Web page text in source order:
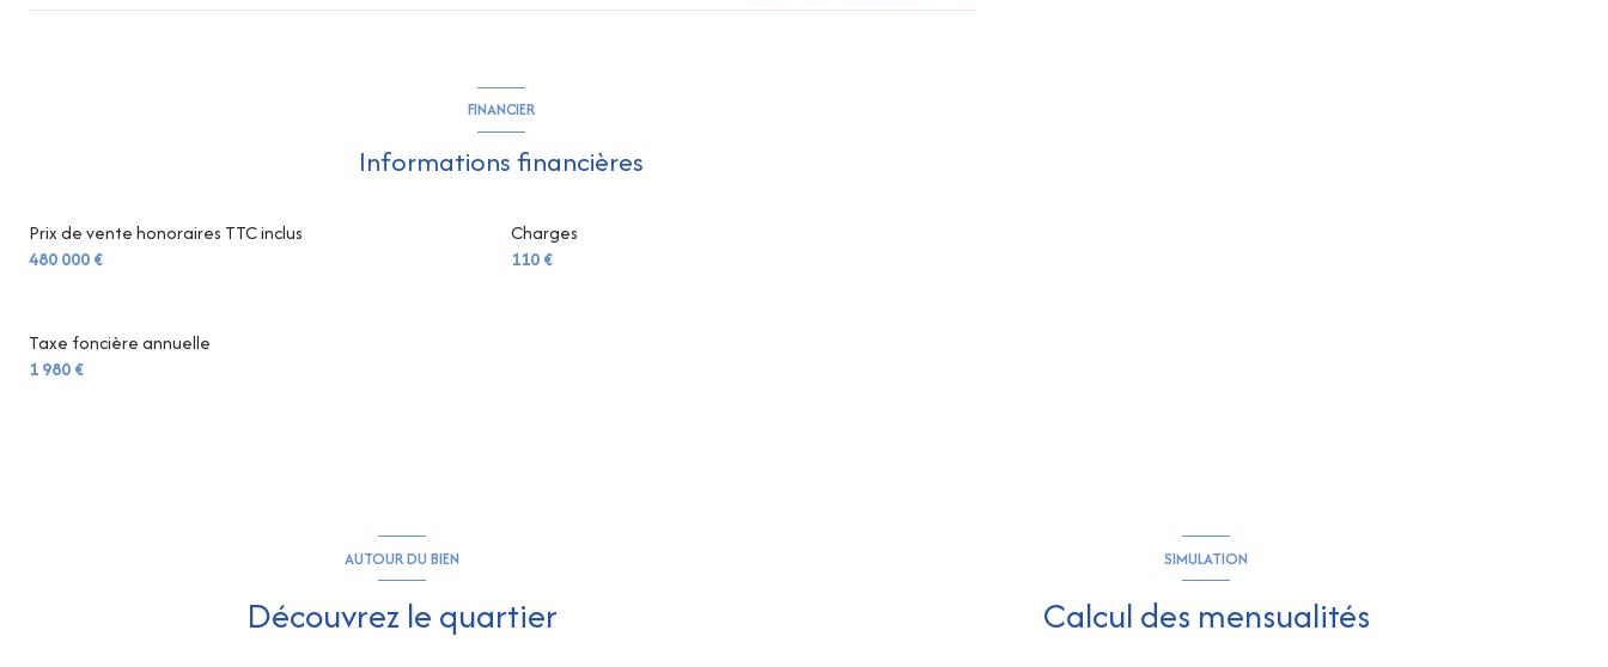
FINANCIER
Informations financières
Prix de vente honoraires TTC inclus
480 000 €
Charges
110 €
Taxe foncière annuelle
1 980 €
AUTOUR DU BIEN
Découvrez le quartier
SIMULATION
Calcul des mensualités